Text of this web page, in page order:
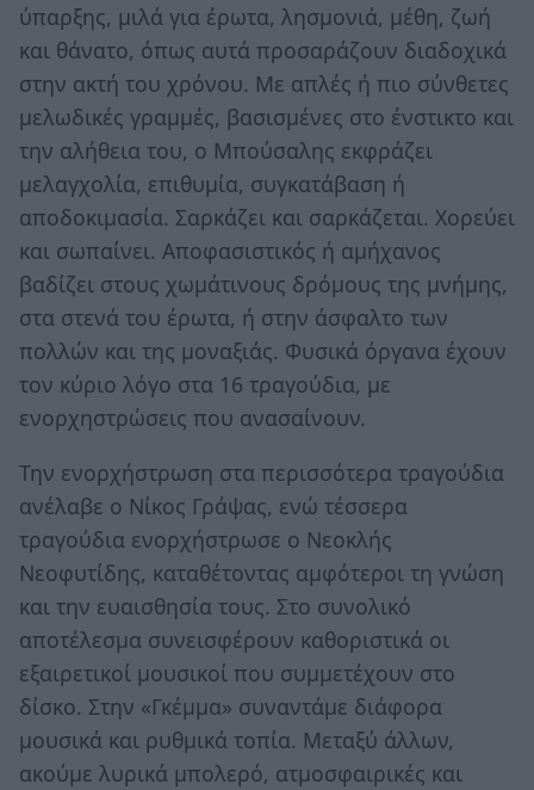
ύπαρξης, μιλά για έρωτα, λησμονιά, μέθη, ζωή
και θάνατο, όπως αυτά προσαράζουν διαδοχικά
στην ακτή του χρόνου. Με απλές ή πιο σύνθετες
μελωδικές γραμμές, βασισμένες στο ένστικτο και
την αλήθεια του, ο Μπούσαλης εκφράζει
μελαγχολία, επιθυμία, συγκατάβαση ή
αποδοκιμασία. Σαρκάζει και σαρκάζεται. Χορεύει
και σωπαίνει. Αποφασιστικός ή αμήχανος
βαδίζει στους χωμάτινους δρόμους της μνήμης,
στα στενά του έρωτα, ή στην άσφαλτο των
πολλών και της μοναξιάς. Φυσικά όργανα έχουν
τον κύριο λόγο στα 16 τραγούδια, με
ενορχηστρώσεις που ανασαίνουν.
Την ενορχήστρωση στα περισσότερα τραγούδια
ανέλαβε ο Νίκος Γράψας, ενώ τέσσερα
τραγούδια ενορχήστρωσε ο Νεοκλής
Νεοφυτίδης, καταθέτοντας αμφότεροι τη γνώση
και την ευαισθησία τους. Στο συνολικό
αποτέλεσμα συνεισφέρουν καθοριστικά οι
εξαιρετικοί μουσικοί που συμμετέχουν στο
δίσκο. Στην «Γκέμμα» συναντάμε διάφορα
μουσικά και ρυθμικά τοπία. Μεταξύ άλλων,
ακούμε λυρικά μπολερό, ατμοσφαιρικές και